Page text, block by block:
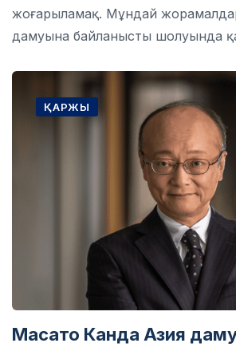
жоғарыламақ. Мұндай
дамуына байланысты шолуында
ҚАРЖЫ
Масато Канда Азия даму